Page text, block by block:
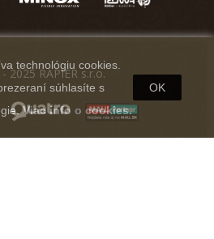
technológiu cookies.
súhlasíte s
Viac info o cookies.
OK
2025 RAPIER s.r.o.